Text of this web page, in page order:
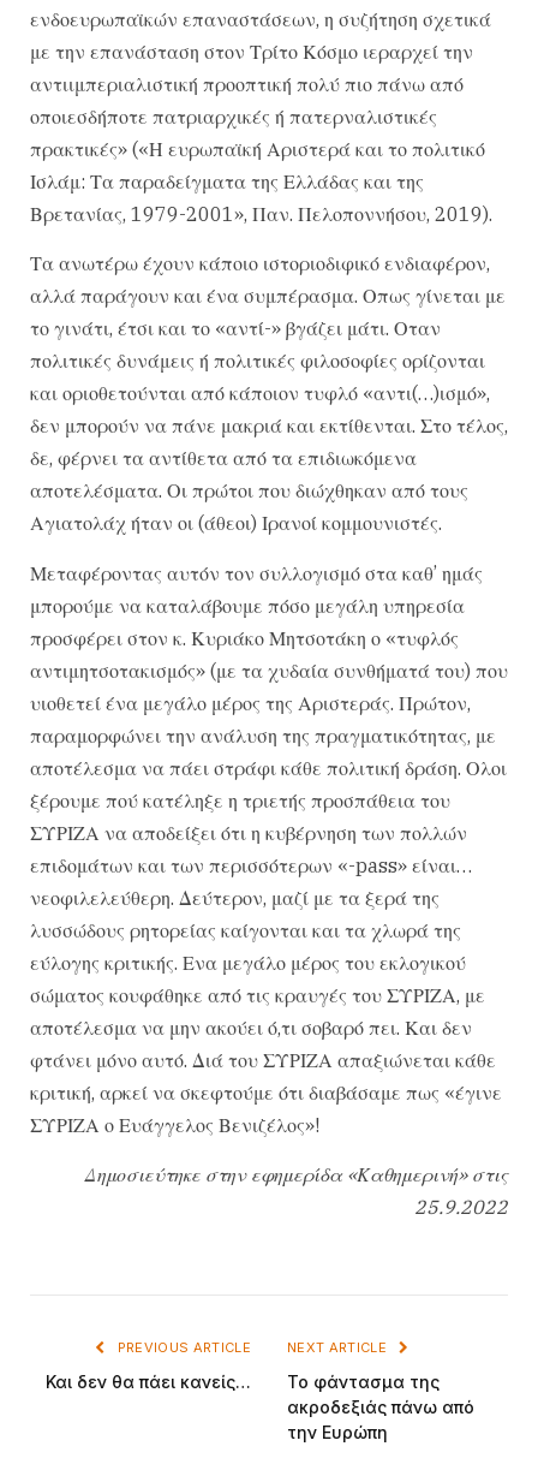
ενδοευρωπαϊκών επαναστάσεων, η συζήτηση σχετικά
με την επανάσταση στον Τρίτο Κόσμο ιεραρχεί την
αντιιμπεριαλιστική προοπτική πολύ πιο πάνω από
οποιεσδήποτε πατριαρχικές ή πατερναλιστικές
πρακτικές» («Η ευρωπαϊκή Αριστερά και το πολιτικό
Ισλάμ: Τα παραδείγματα της Ελλάδας και της
Βρετανίας, 1979-2001», Παν. Πελοποννήσου, 2019).
Τα ανωτέρω έχουν κάποιο ιστοριοδιφικό ενδιαφέρον,
αλλά παράγουν και ένα συμπέρασμα. Οπως γίνεται με
το γινάτι, έτσι και το «αντί-» βγάζει μάτι. Οταν
πολιτικές δυνάμεις ή πολιτικές φιλοσοφίες ορίζονται
και οριοθετούνται από κάποιον τυφλό «αντι(…)ισμό»,
δεν μπορούν να πάνε μακριά και εκτίθενται. Στο τέλος,
δε, φέρνει τα αντίθετα από τα επιδιωκόμενα
αποτελέσματα. Οι πρώτοι που διώχθηκαν από τους
Αγιατολάχ ήταν οι (άθεοι) Ιρανοί κομμουνιστές.
Μεταφέροντας αυτόν τον συλλογισμό στα καθ’ ημάς
μπορούμε να καταλάβουμε πόσο μεγάλη υπηρεσία
προσφέρει στον κ. Κυριάκο Μητσοτάκη ο «τυφλός
αντιμητσοτακισμός» (με τα χυδαία συνθήματά του) που
υιοθετεί ένα μεγάλο μέρος της Αριστεράς. Πρώτον,
παραμορφώνει την ανάλυση της πραγματικότητας, με
αποτέλεσμα να πάει στράφι κάθε πολιτική δράση. Ολοι
ξέρουμε πού κατέληξε η τριετής προσπάθεια του
ΣΥΡΙΖΑ να αποδείξει ότι η κυβέρνηση των πολλών
επιδομάτων και των περισσότερων «-pass» είναι…
νεοφιλελεύθερη. Δεύτερον, μαζί με τα ξερά της
λυσσώδους ρητορείας καίγονται και τα χλωρά της
εύλογης κριτικής. Ενα μεγάλο μέρος του εκλογικού
σώματος κουφάθηκε από τις κραυγές του ΣΥΡΙΖΑ, με
αποτέλεσμα να μην ακούει ό,τι σοβαρό πει. Και δεν
φτάνει μόνο αυτό. Διά του ΣΥΡΙΖΑ απαξιώνεται κάθε
κριτική, αρκεί να σκεφτούμε ότι διαβάσαμε πως «έγινε
ΣΥΡΙΖΑ ο Ευάγγελος Βενιζέλος»!
Δημοσιεύτηκε στην εφημερίδα «Καθημερινή» στις
25.9.2022
PREVIOUS ARTICLE
Και δεν θα πάει κανείς…
NEXT ARTICLE
Το φάντασμα της
ακροδεξιάς πάνω από
την Ευρώπη